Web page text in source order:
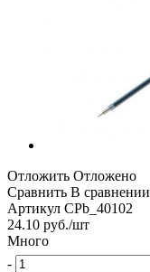
Отложить Отложено
Сравнить В сравнении
Артикул CPb_40102
24.10 руб./шт
Много
-